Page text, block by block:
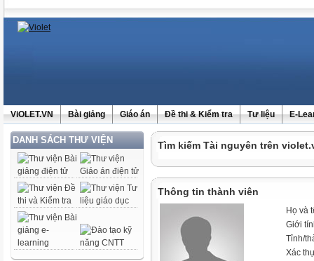
ViOLET.VN Bài giảng Giáo án Đề thi & Kiểm tra Tư liệu E-
DANH SÁCH THƯ VIỆN Tìm kiếm Tài nguyên trên
Thông tin thành viên
Họ và
Giới
Tỉnh/
Xác